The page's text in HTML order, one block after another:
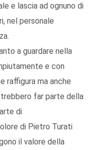
e lascia ad ognuno di
nel personale
a guardare nella
e con
raffigura ma anche
far parte della
di
di Pietro Turati
il valore della